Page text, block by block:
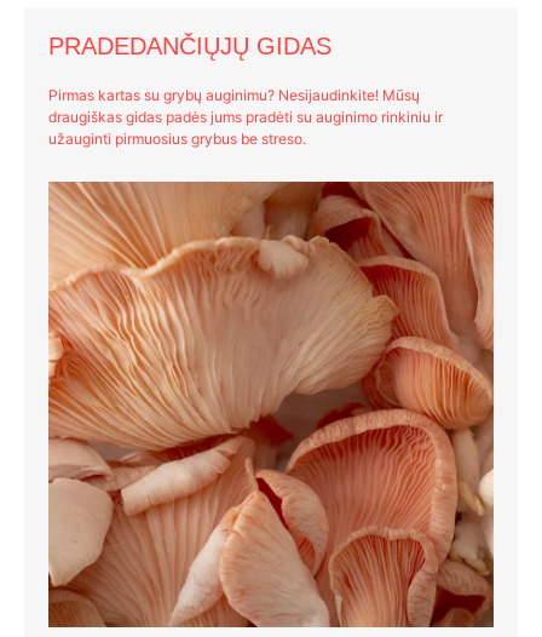
PRADEDANČIŲJŲ GIDAS
Pirmas kartas su grybų auginimu? Nesijaudinkite! Mūsų
draugiškas gidas padės jums pradėti su auginimo rinkiniu ir
užauginti pirmuosius grybus be streso.